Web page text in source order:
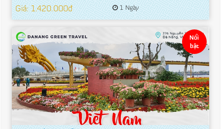
Giá: 1.420.000đ 1 Ngày
Nổi
bật